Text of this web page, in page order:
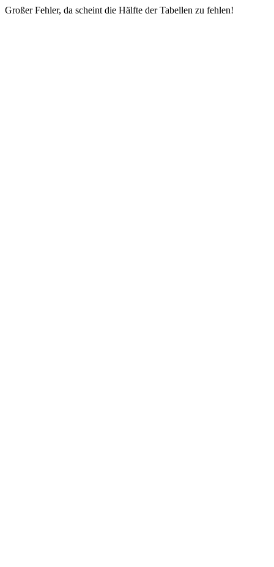
Großer Fehler, da scheint die Hälfte der Tabellen zu fehlen!